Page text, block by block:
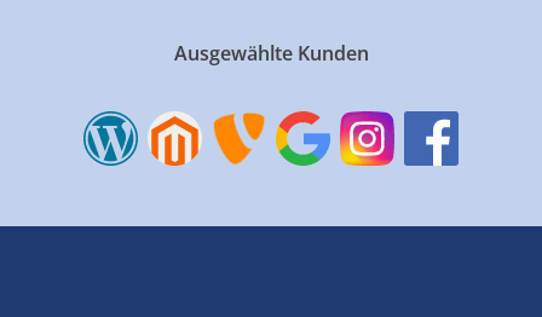
Ausgewählte Kunden